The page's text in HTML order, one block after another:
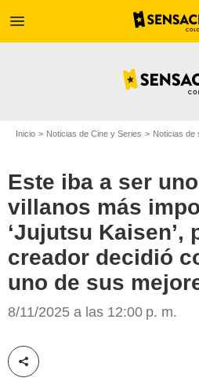
menu
Inicio Noticias de Cine y Series Noticias de
Este iba a ser
villanos más
‘Jujutsu Kaisen’,
creador decidió
uno de sus
8/11/2025 a las 12:00 p. m.
Compartir esta noticia